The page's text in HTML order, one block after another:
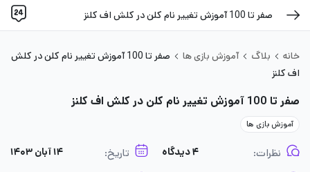
صفر تا 100 آموزش تغییر نام کلن در کلش اف کلنز
خانه بلاگ آموزش بازی ها
صفر تا 100 آموزش تغییر نام کلن در کلش
اف کلنز
صفر تا 100 آموزش تغییر نام کلن در کلش اف کلنز
آموزش بازی ها
نظرات: ۴ دیدگاه تاریخ: ۱۴ آبان ۱۴۰۳